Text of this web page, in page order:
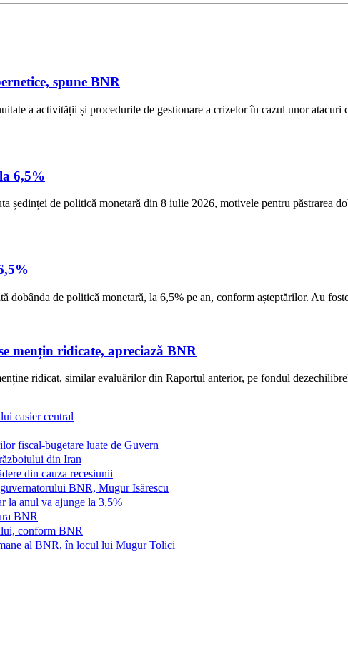
spune BNR
a activității și procedurile de gestionare a crizelor în cazul unor
6,5%
ședinței de politică monetară din 8 iulie 2026, motivele pentru păstrarea
dobânda de politică monetară, la 6,5% pe an, conform așteptărilor. Au
mențin ridicate, apreciază BNR
ridicat, similar evaluărilor din Raportul anterior, pe fondul
casier central
fiscal-bugetare luate de Guvern
din Iran
din cauza recesiunii
BNR, Mugur Isărescu
la anul va ajunge la 3,5%
BNR
conform BNR
al BNR, în locul lui Mugur Tolici